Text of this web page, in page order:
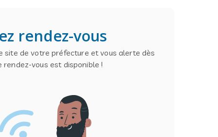
rendez-vous
site de votre préfecture et vous alerte dès
rendez-vous est disponible !